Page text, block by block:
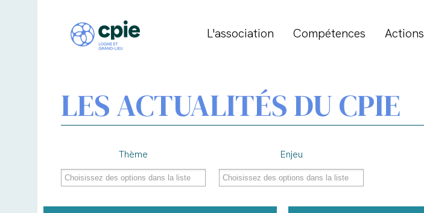
L'association Compétences Actions
LES ACTUALITÉS DU CPIE
Thème Enjeu